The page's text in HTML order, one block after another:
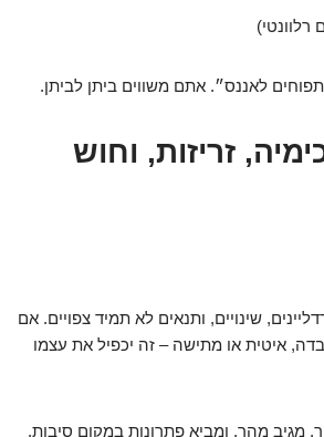
רלוונטי)
לאננס״. אתם משווים ביתן לביתן.
#9: כימיה, זריזות, וחוש
שינויים, ותנאים לא תמיד צפויים. אם
איטית או מתישה – זה יכפיל את עצמו
מגיב מהר, ומביא פתרונות במקום סיבות.